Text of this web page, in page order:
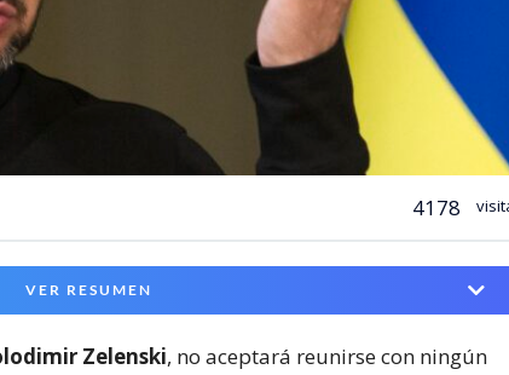
4178
VER RESUMEN
Zelenski, no aceptará reunirse con ningún